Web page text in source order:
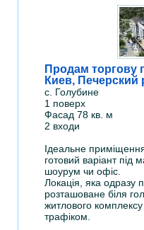
Продам торгову
Киев, Печерский
с. Голубине
1 поверх
Фасад 78 кв. м
2 входи
Ідеальне
готовий варіант під
шоурум чи офіс.
Локація, яка одразу
розташоване біля
житлового
трафіком.